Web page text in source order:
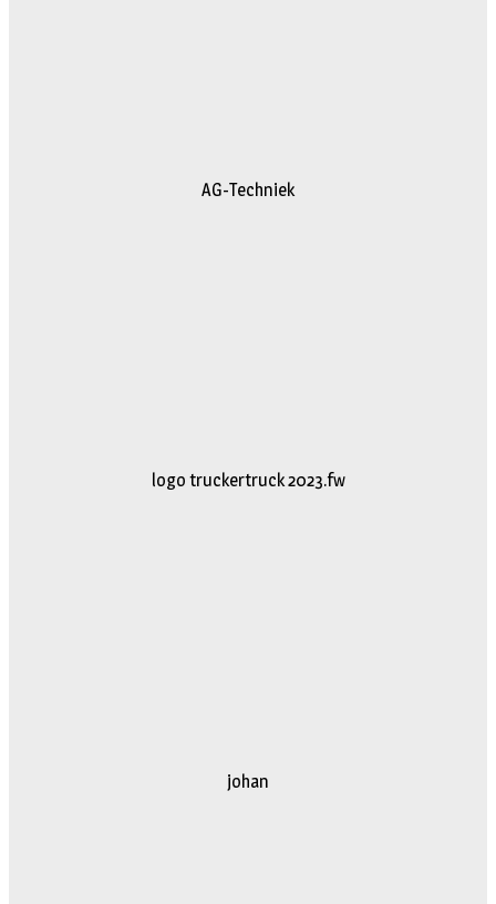
AG-Techniek
logo truckertruck 2023.fw
johan